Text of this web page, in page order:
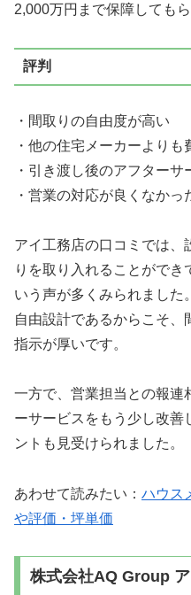
2,000万円まで保障してもら
評判
・間取りの自由度が高い
・他の住宅メーカーより
・引き渡し後のアフター
・営業の対応が良くなかっ
アイ工務店の口コミでは、
りを取り入れることができ
いう声が多くみられました。
自由設計であるからこそ
指示が厚いです。
一方で、営業担当との報連
ーサービスをもう少し改善
ントも見受けられました。
あわせて読みたい： ハウス
や評価・坪単価
株式会社AQ Group